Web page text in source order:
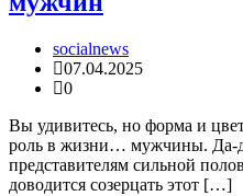
socialnews
07.04.2025
0
Вы удивитесь, но форма и
роль в жизни… мужчины. Да-
представителям сильной
доводится созерцать этот […]